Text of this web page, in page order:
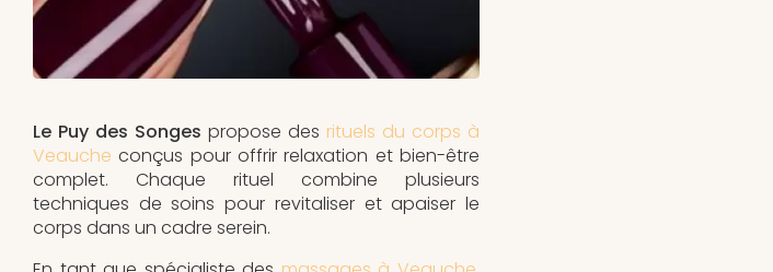
Le Puy des Songes propose des rituels du corps à
Veauche conçus pour offrir relaxation et bien-être
complet. Chaque rituel combine plusieurs
techniques de soins pour revitaliser et apaiser le
corps dans un cadre serein.